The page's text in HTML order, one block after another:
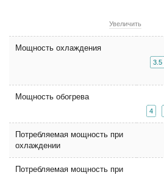
Увеличить
Мощность охлаждения
3.5
Мощность обогрева
4
Потребляемая мощность при
охлаждении
Потребляемая мощность при